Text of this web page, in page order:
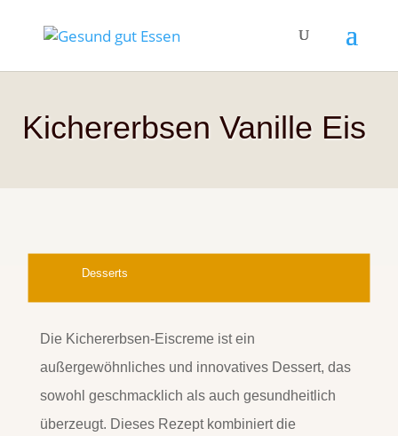
Kichererbsen Vanille Eis
Desserts
Die Kichererbsen-Eiscreme ist ein
außergewöhnliches und innovatives Dessert, das
sowohl geschmacklich als auch gesundheitlich
überzeugt. Dieses Rezept kombiniert die